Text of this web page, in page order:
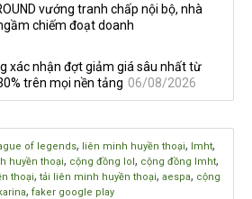
vướng tranh chấp nội bộ, nhà
chiếm đoạt doanh
xác nhận đợt giảm giá sâu nhất từ
trên mọi nền tảng 06/08/2026
of legends, liên minh huyền thoại, lmht,
huyền thoại, cộng đồng lol, cộng đồng lmht,
thoại, tải liên minh huyền thoại, aespa, cộng
, faker google play